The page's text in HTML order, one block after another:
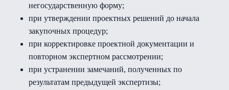
негосударственную форму;
при утверждении проектных решений до начала
закупочных процедур;
при корректировке проектной документации и
повторном экспертном рассмотрении;
при устранении замечаний, полученных по
результатам предыдущей экспертизы;